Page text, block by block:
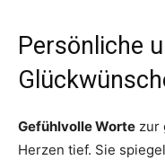
Persönliche
Gefühlvolle Worte zur
Herzen tief. Sie